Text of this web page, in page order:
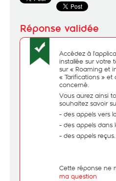
Accédez à
installée sur votre
sur « Roaming et
« Tarifications » et
concerné.
Vous aurez ainsi
souhaitez savoir
- des appels vers
- des appels dans
- des appels reçus.
Cette réponse ne
ma question